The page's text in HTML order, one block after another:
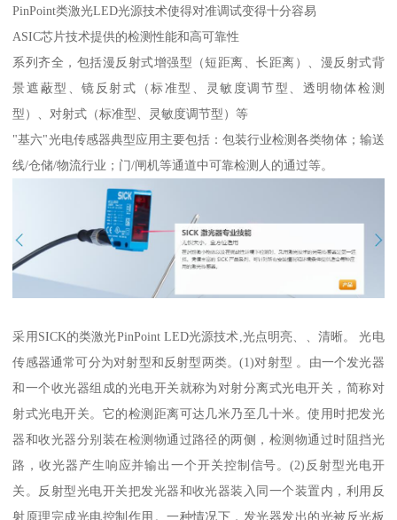
PinPoint类激光LED光源技术使得对准调试变得十分容易
ASIC芯片技术提供的检测性能和高可靠性
系列齐全，包括漫反射式增强型（短距离、长距离）、漫反射式背
景遮蔽型、镜反射式（标准型、灵敏度调节型、透明物体检测
型）、对射式（标准型、灵敏度调节型）等
"基六"光电传感器典型应用主要包括：包装行业检测各类物体；输送
线/仓储/物流行业；门/闸机等通道中可靠检测人的通过等。
采用SICK的类激光PinPoint LED光源技术,光点明亮、、清晰。 光电
传感器通常可分为对射型和反射型两类。(1)对射型 。由一个发光器
和一个收光器组成的光电开关就称为对射分离式光电开关，简称对
射式光电开关。它的检测距离可达几米乃至几十米。使用时把发光
器和收光器分别装在检测物通过路径的两侧，检测物通过时阻挡光
路，收光器产生响应并输出一个开关控制信号。(2)反射型光电开
关。反射型光电开关把发光器和收光器装入同一个装置内，利用反
射原理完成光电控制作用。一种情况下，发光器发出的光被反光板